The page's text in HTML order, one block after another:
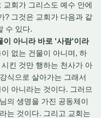
회가 그리스도 예수 안에
? 그것은 교회가 다음과 같
수 있다.
이 아니라 바로 '사람'이라
없는 건물이 아니며, 하
킨 것만 행하는 천사가 아
식으로 살아가는 그래서
아니라는 것이다. 그러므
의 생명을 가진 공동체이
는 것이다. 그리고 교회는